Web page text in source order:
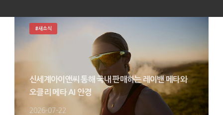
신세계아이앤씨 통해 국내 판매하는 레이밴 메타와
오클리 메타 AI 안경
2026-07-22
#새소식